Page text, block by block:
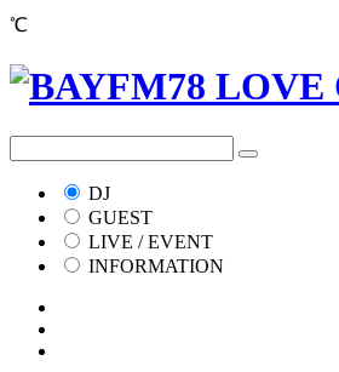
℃
DJ
GUEST
LIVE / EVENT
INFORMATION